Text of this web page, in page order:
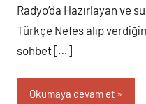
Radyo’da Hazırlayan ve
Türkçe Nefes alıp
sohbet […]
Okumaya devam et